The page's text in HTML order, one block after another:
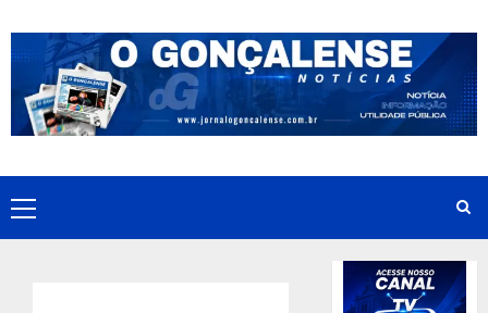
to
content
Primary
Menu